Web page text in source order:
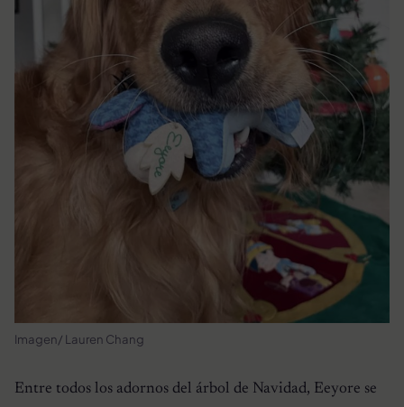
Imagen/ Lauren Chang
Entre todos los adornos del árbol de Navidad, Eeyore se